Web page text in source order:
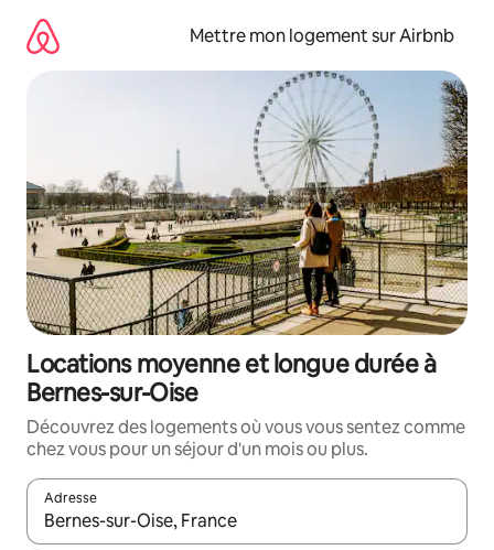
directement
Mettre mon logement sur Airbnb
Locations moyenne et longue durée à
Bernes-sur-Oise
Découvrez des logements où vous vous sentez comme
chez vous pour un séjour d'un mois ou plus.
Adresse
Lorsque les résultats s'affichent, utilisez les flèches vers le